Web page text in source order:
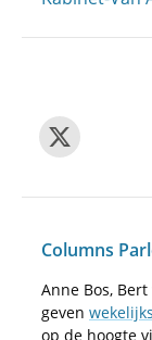
Columns
Anne Bos,
geven wekelijks
op de hoogte